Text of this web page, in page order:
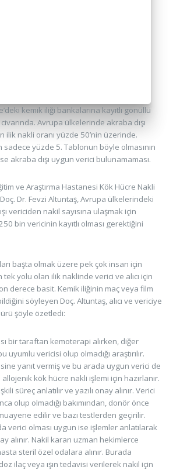
kemik iliği bankalarına kayıtlı gönüllü
Avrupa ülkelerinde akraba dışı
ilik nakli oranı yüzde 50’nin üzerinde.
sadece yüzde 5. Tablonun böyle olmasının
akraba dışı uygun verici bulunamaması.
ve Araştırma Hastanesi Kök Hücre Nakli
Dr. Fevzi Altuntaş, Avrupa ülkelerindeki
vericiden nakil sayısına ulaşmak için
bin vericinin kayıtlı olması gerektiğini
başta olmak üzere pek çok insan için
yolu olan ilik naklinde verici ve alıcı için
derece basit. Kemik iliğinin maç veya film
söyleyen Doç. Altuntaş, alıcı ve vericiye
şöyle özetledi:
bir taraftan kemoterapi alırken, diğer
vericisi olup olmadığı araştırılır.
yanıt vermiş ve bu arada uygun verici de
kök hücre nakli işlemi için hazırlanır.
süreç anlatılır ve yazılı onay alınır. Verici
olup olmadığı bakımından, donör önce
edilir ve bazı testlerden geçirilir.
verici olması uygun ise işlemler anlatılarak
alınır. Nakil kararı uzman hekimlerce
steril özel odalara alınır. Burada
ilaç veya ışın tedavisi verilerek nakil için